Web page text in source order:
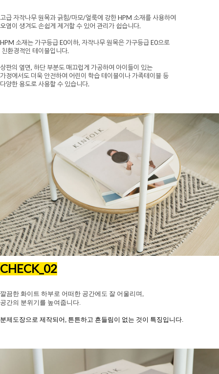
고급 자작나무 원목과 긁힘/마모/얼룩에 강한 HPM 소재를 사용하여
오염이 생겨도 손쉽게 제거할 수 있어 관리가 쉽습니다.
HPM 소재는 가구등급 E0이하, 자작나무 원목은 가구등급 E0으로
친환경적인 테이블입니다.
상판의 옆면, 하단 부분도 매끄럽게 가공하여 아이들이 있는
가정에서도 더욱 안전하여 어린이 학습 테이블이나 가족테이블 등
다양한 용도로 사용할 수 있습니다.
CHECK_02
깔끔한 화이트 하부로 어떠한 공간에도 잘 어울리며,
공간의 분위기를 높여줍니다.
분제도장으로 제작되어, 튼튼하고 흔들림이 없는 것이 특징입니다.